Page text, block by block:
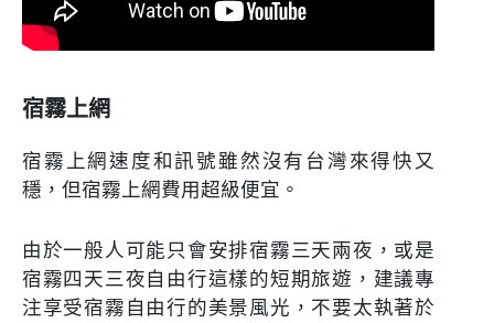
宿霧上網
宿霧上網速度和訊號雖然沒有台灣來得快又
穩，但宿霧上網費用超級便宜。
由於一般人可能只會安排宿霧三天兩夜，或是
宿霧四天三夜自由行這樣的短期旅遊，建議專
注享受宿霧自由行的美景風光，不要太執著於